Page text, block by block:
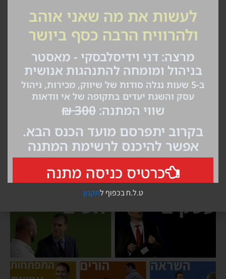
כסף ורווחים - הדרכה מתנה על הטעות
שעושים 93% מבעלי העסקים
קורסים והדרכות אונליין
ט.ל.ח בכפוף לתקנון